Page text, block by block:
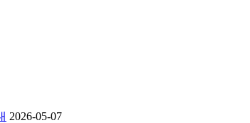
2026-05-07